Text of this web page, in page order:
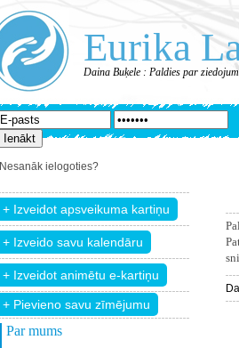
Eurika
Daina Buķele : Paldies par
Nesanāk ielogoties?
+ Pievieno savu zīmējumu
Par mums